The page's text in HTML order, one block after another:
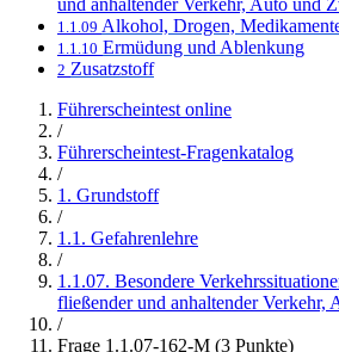
1.1.09 Alkohol, Drogen,
1.1.10 Ermüdung und Ablenkung
2 Zusatzstoff
Führerscheintest online
/
Führerscheintest-Fragenkatalog
/
1. Grundstoff
/
1.1. Gefahrenlehre
/
1.1.07. Besondere
fließender und anhaltender Verkehr,
/
Frage 1.1.07-162-M (3 Punkte)